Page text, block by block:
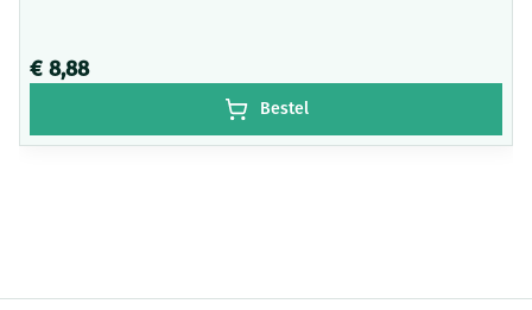
€ 8,88
Bestel